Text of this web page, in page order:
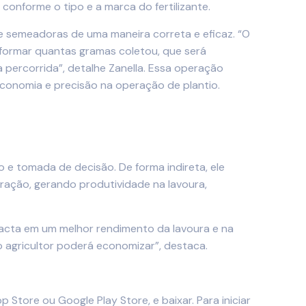
o tipo e a marca do fertilizante.
de uma maneira correta e eficaz. “O
quantas gramas coletou, que será
detalhe Zanella. Essa operação
e precisão na operação de plantio.
tomada de decisão. De forma indireta, ele
gerando produtividade na lavoura,
em um melhor rendimento da lavoura e na
poderá economizar”, destaca.
ou Google Play Store, e baixar. Para iniciar